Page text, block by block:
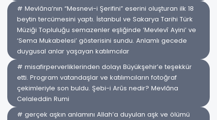
# Mevlâna’nın “Mesnevi-i Şerifini” eserini oluşturan ilk 18
beytin tercümesini yaptı. İstanbul ve Sakarya Tarihi Türk
Müziği Topluluğu semazenler eşliğinde ‘Mevlevî Ayini’ ve
‘Sema Mukabelesi’ gösterisini sundu. Anlamlı gecede
duygusal anlar yaşayan katılımcılar
# misafirperverliklerinden dolayı Büyükşehir’e teşekkür
etti. Program vatandaşlar ve katılımcıların fotoğraf
çekimleriyle son buldu. Şebi-i Arûs nedir? Mevlâna
Celaleddin Rumi
# gerçek aşkın anlamını Allah’a duyulan aşk ve ölümü